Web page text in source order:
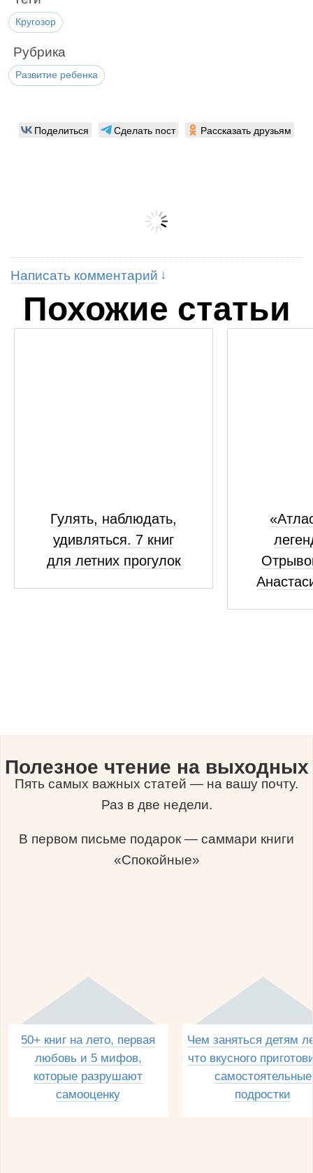
Кругозор
Рубрика
Развитие ребенка
Поделиться Сделать пост Рассказать друзьям
Написать комментарий
Похожие статьи
Гулять, наблюдать,
удивляться. 7 книг
для летних прогулок
Полезное чтение на выходных
Пять самых важных статей — на вашу почту.
Раз в две недели.
В первом письме подарок — саммари книги
«Спокойные»
50+ книг на лето, первая
любовь и 5 мифов,
которые разрушают
самооценку
Чем заняться детям
что вкусного
самостоятельные
подростки